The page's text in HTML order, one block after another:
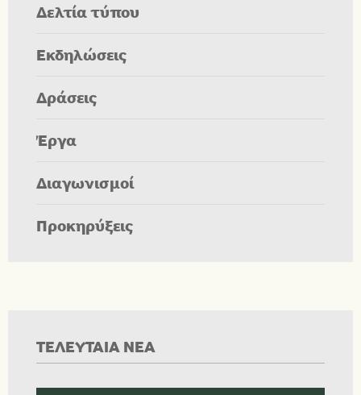
Δελτία τύπου
Εκδηλώσεις
Δράσεις
Έργα
Διαγωνισμοί
Προκηρύξεις
ΤΕΛΕΥΤΑΙΑ ΝΕΑ